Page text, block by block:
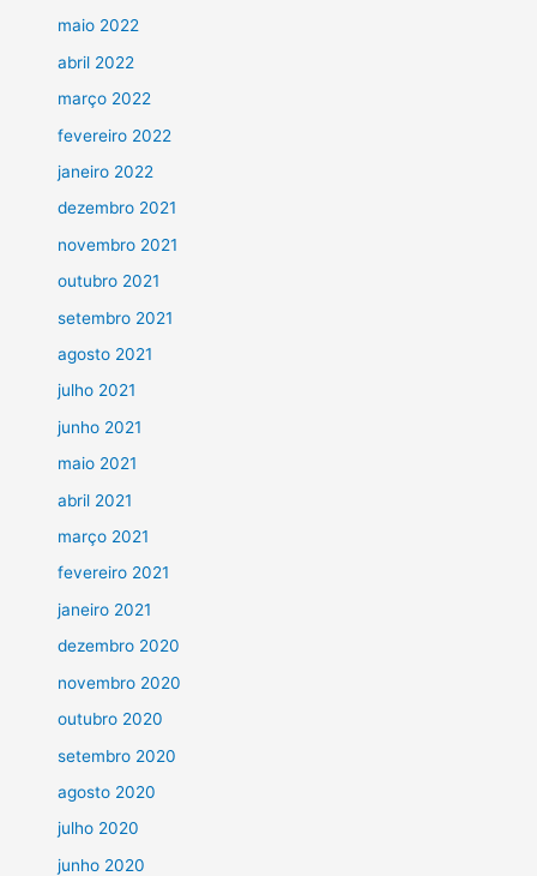
maio 2022
abril 2022
março 2022
fevereiro 2022
janeiro 2022
dezembro 2021
novembro 2021
outubro 2021
setembro 2021
agosto 2021
julho 2021
junho 2021
maio 2021
abril 2021
março 2021
fevereiro 2021
janeiro 2021
dezembro 2020
novembro 2020
outubro 2020
setembro 2020
agosto 2020
julho 2020
junho 2020